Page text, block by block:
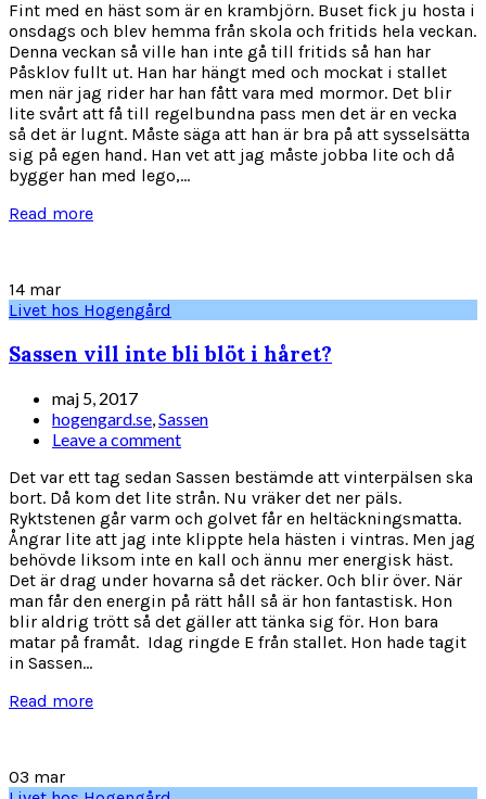
Fint med en häst som är en krambjörn. Buset fick ju hosta i
onsdags och blev hemma från skola och fritids hela veckan.
Denna veckan så ville han inte gå till fritids så han har
Påsklov fullt ut. Han har hängt med och mockat i stallet
men när jag rider har han fått vara med mormor. Det blir
lite svårt att få till regelbundna pass men det är en vecka
så det är lugnt. Måste säga att han är bra på att sysselsätta
sig på egen hand. Han vet att jag måste jobba lite och då
bygger han med lego,...
Read more
14 mar
Livet hos Hogengård
Sassen vill inte bli blöt i håret?
maj 5, 2017
hogengard.se Sassen
Leave a comment
Det var ett tag sedan Sassen bestämde att vinterpälsen ska
bort. Då kom det lite strån. Nu vräker det ner päls.
Ryktstenen går varm och golvet får en heltäckningsmatta.
Ångrar lite att jag inte klippte hela hästen i vintras. Men jag
behövde liksom inte en kall och ännu mer energisk häst.
Det är drag under hovarna så det räcker. Och blir över. När
man får den energin på rätt håll så är hon fantastisk. Hon
blir aldrig trött så det gäller att tänka sig för. Hon bara
matar på framåt. Idag ringde E från stallet. Hon hade tagit
in Sassen...
Read more
03 mar